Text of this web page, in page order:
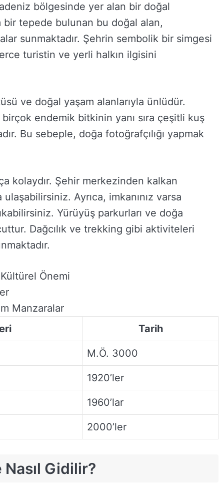
bölgesinde yer alan bir doğal
tepede bulunan bu doğal alan,
sunmaktadır. Şehrin sembolik bir simgesi
turistin ve yerli halkın ilgisini
ve doğal yaşam alanlarıyla ünlüdür.
endemik bitkinin yanı sıra çeşitli kuş
Bu sebeple, doğa fotoğrafçılığı yapmak
kolaydır. Şehir merkezinden kalkan
Ayrıca, imkanınız varsa
Yürüyüş parkurları ve doğa
Dağcılık ve trekking gibi aktiviteleri
Önemi
Manzaralar
Tarih
M.Ö. 3000
1920’ler
1960’lar
2000’ler
Gidilir?